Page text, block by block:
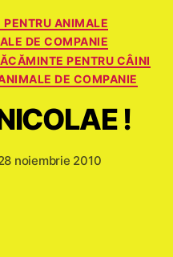
PENTRU ANIMALE
DE COMPANIE
PENTRU CÂINI
DE COMPANIE
!
noiembrie 2010